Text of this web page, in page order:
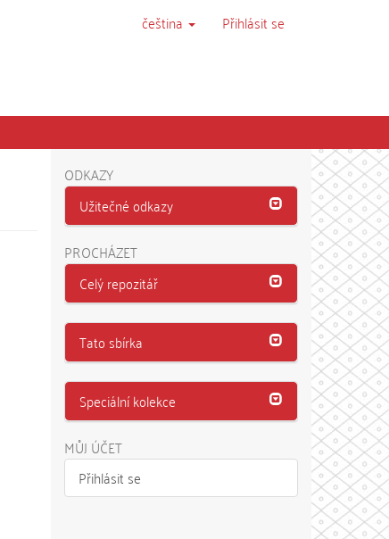
čeština Přihlásit se
ODKAZY
Užitečné odkazy
PROCHÁZET
Celý repozitář
Tato sbírka
Speciální kolekce
MŮJ ÚČET
Přihlásit se